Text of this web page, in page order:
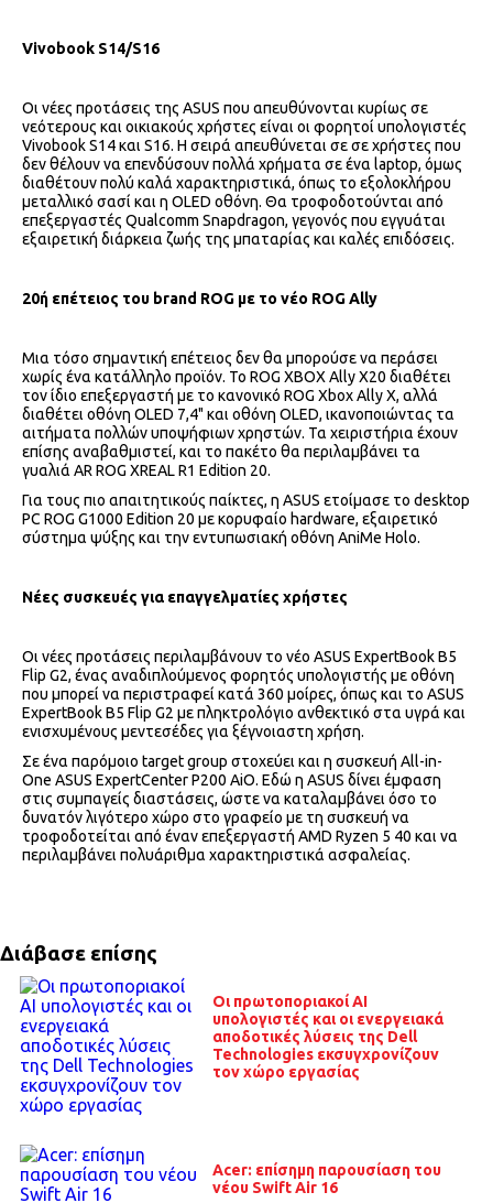
Vivobook S14/S16
Οι νέες προτάσεις της ASUS που απευθύνονται κυρίως σε
νεότερους και οικιακούς χρήστες είναι οι φορητοί υπολογιστές
Vivobook S14 και S16. Η σειρά απευθύνεται σε σε χρήστες που
δεν θέλουν να επενδύσουν πολλά χρήματα σε ένα laptop, όμως
διαθέτουν πολύ καλά χαρακτηριστικά, όπως το εξολοκλήρου
μεταλλικό σασί και η OLED οθόνη. Θα τροφοδοτούνται από
επεξεργαστές Qualcomm Snapdragon, γεγονός που εγγυάται
εξαιρετική διάρκεια ζωής της μπαταρίας και καλές επιδόσεις.
20ή επέτειος του brand ROG με το νέο ROG Ally
Μια τόσο σημαντική επέτειος δεν θα μπορούσε να περάσει
χωρίς ένα κατάλληλο προϊόν. Το ROG XBOX Ally X20 διαθέτει
τον ίδιο επεξεργαστή με το κανονικό ROG Xbox Ally X, αλλά
διαθέτει οθόνη OLED 7,4" και οθόνη OLED, ικανοποιώντας τα
αιτήματα πολλών υποψήφιων χρηστών. Τα χειριστήρια έχουν
επίσης αναβαθμιστεί, και το πακέτο θα περιλαμβάνει τα
γυαλιά AR ROG XREAL R1 Edition 20.
Για τους πιο απαιτητικούς παίκτες, η ASUS ετοίμασε το desktop
PC ROG G1000 Edition 20 με κορυφαίο hardware, εξαιρετικό
σύστημα ψύξης και την εντυπωσιακή οθόνη AniMe Holo.
Νέες συσκευές για επαγγελματίες χρήστες
Οι νέες προτάσεις περιλαμβάνουν το νέο ASUS ExpertBook B5
Flip G2, ένας αναδιπλούμενος φορητός υπολογιστής με οθόνη
που μπορεί να περιστραφεί κατά 360 μοίρες, όπως και το ASUS
ExpertBook B5 Flip G2 με πληκτρολόγιο ανθεκτικό στα υγρά και
ενισχυμένους μεντεσέδες για ξέγνοιαστη χρήση.
Σε ένα παρόμοιο target group στοχεύει και η συσκευή All-in-
One ASUS ExpertCenter P200 AiO. Εδώ η ASUS δίνει έμφαση
στις συμπαγείς διαστάσεις, ώστε να καταλαμβάνει όσο το
δυνατόν λιγότερο χώρο στο γραφείο με τη συσκευή να
τροφοδοτείται από έναν επεξεργαστή AMD Ryzen 5 40 και να
περιλαμβάνει πολυάριθμα χαρακτηριστικά ασφαλείας.
Διάβασε επίσης
Οι πρωτοποριακοί AI
υπολογιστές και οι ενεργειακά
αποδοτικές λύσεις της Dell
Technologies εκσυγχρονίζουν
τον χώρο εργασίας
Acer: επίσημη παρουσίαση του
νέου Swift Air 16